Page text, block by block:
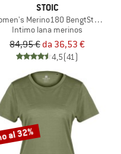
STOIC
Merino180 BengtSt. Long
Intimo lana merinos
84,95 € da 36,53 €
4,5(41)
al 32%